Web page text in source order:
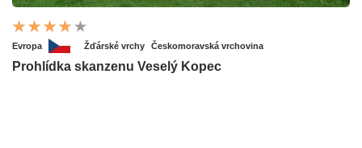
Evropa Žďárské vrchy Českomoravská vrchovina
Prohlídka skanzenu Veselý Kopec